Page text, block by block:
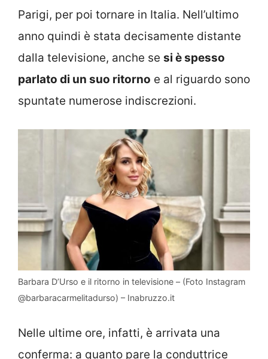
Parigi, per poi tornare in Italia. Nell’ultimo
anno quindi è stata decisamente distante
dalla televisione, anche se si è spesso
parlato di un suo ritorno e al riguardo sono
spuntate numerose indiscrezioni.
Barbara D’Urso e il ritorno in televisione – (Foto Instagram
@barbaracarmelitadurso) – Inabruzzo.it
Nelle ultime ore, infatti, è arrivata una
conferma: a quanto pare la conduttrice